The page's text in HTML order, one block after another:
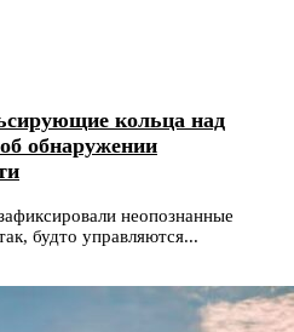
кольца над
обнаружении
неопознанные
будто управляются...